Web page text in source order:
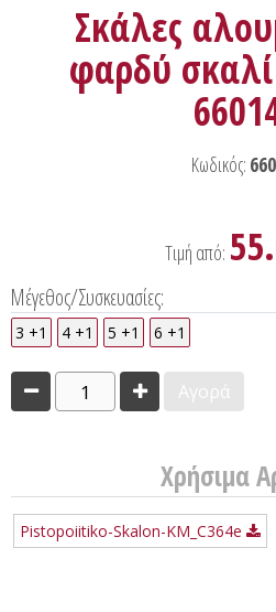
Σκάλες
φαρδύ σκαλί
Κωδικός:
Τιμή από:
Μέγεθος/Συσκευασίες:
3 +1 4 +1 5 +1 6 +1
1 Αγορά
Χρήσιμα
Pistopoiitiko-Skalon-KM_C364e